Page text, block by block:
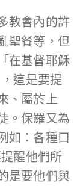
教會內的許
聖餐等，但
在基督耶穌
這是要提
、屬於上
。保羅又為
如：各種口
醒他們所
是要他們與